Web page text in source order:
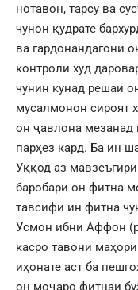
нотавон, тарсу ва
чунон қудрате
ва гардонандагони
контроли худ
чунин кунад решаи
мусалмонон сироят
он ҷавлона мезанад
парҳез кард. Ба ин
Уққод аз
баробари он фитна
тавсифи ин фитна
Усмон ибни Аффон
касро тавони
иҳонате аст ба
он моҷаро фитнаи